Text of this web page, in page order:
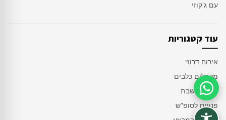
עם ג'קוזי
עוד קטגוריות
אירוח דרוזי
מקבלים כלבים
לשומרי שבת
פנויים לסופ"ש
סיוע בהזמנה